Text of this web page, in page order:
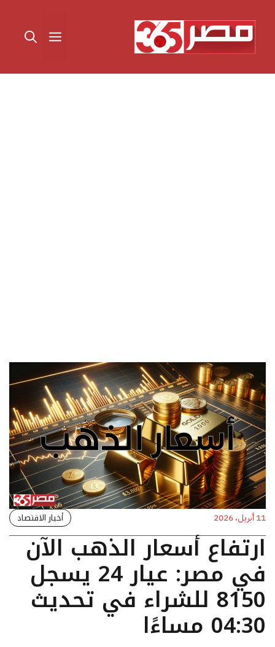
المحتوى القائمة
11 أبريل، 2026 أخبار الاقتصاد
ارتفاع أسعار الذهب الآن
في مصر: عيار 24 يسجل
8150 للشراء في تحديث
04:30 مساءًا